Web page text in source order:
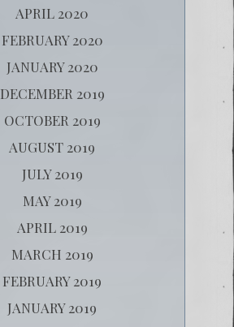
APRIL 2020
FEBRUARY 2020
JANUARY 2020
DECEMBER 2019
OCTOBER 2019
AUGUST 2019
JULY 2019
MAY 2019
APRIL 2019
MARCH 2019
FEBRUARY 2019
JANUARY 2019